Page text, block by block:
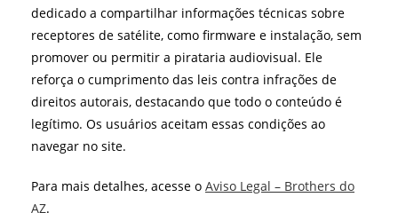
dedicado a compartilhar informações técnicas sobre
receptores de satélite, como firmware e instalação, sem
promover ou permitir a pirataria audiovisual. Ele
reforça o cumprimento das leis contra infrações de
direitos autorais, destacando que todo o conteúdo é
legítimo. Os usuários aceitam essas condições ao
navegar no site.
Para mais detalhes, acesse o Aviso Legal – Brothers do
AZ.